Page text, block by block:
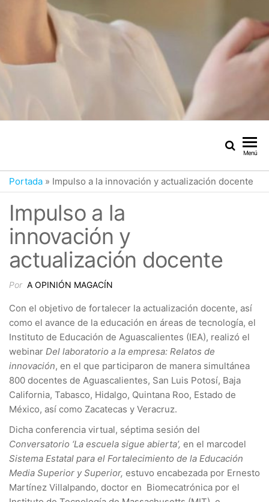
Menú
Portada » Impulso a la innovación y actualización docente
Impulso a la
innovación y
actualización docente
Por A OPINIÓN MAGACÍN
Con el objetivo de fortalecer la actualización docente, así
como el avance de la educación en áreas de tecnología, el
Instituto de Educación de Aguascalientes (IEA), realizó el
webinar Del laboratorio a la empresa: Relatos de
innovación, en el que participaron de manera simultánea
800 docentes de Aguascalientes, San Luis Potosí, Baja
California, Tabasco, Hidalgo, Quintana Roo, Estado de
México, así como Zacatecas y Veracruz.
Dicha conferencia virtual, séptima sesión del
Conversatorio ‘La escuela sigue abierta’, en el marcodel
Sistema Estatal para el Fortalecimiento de la Educación
Media Superior y Superior, estuvo encabezada por Ernesto
Martínez Villalpando, doctor en Biomecatrónica por el